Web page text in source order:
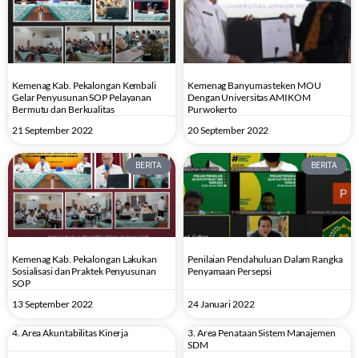
Kemenag Kab. Pekalongan Kembali
Gelar Penyusunan SOP Pelayanan
Bermutu dan Berkualitas
21 September 2022
Kemenag Banyumas teken MOU
Dengan Universitas AMIKOM
Purwokerto
20 September 2022
BERITA
Kemenag Kab. Pekalongan Lakukan
Sosialisasi dan Praktek Penyusunan
SOP
13 September 2022
BERITA
Penilaian Pendahuluan Dalam Rangka
Penyamaan Persepsi
24 Januari 2022
4. Area Akuntabilitas Kinerja
3. Area Penataan Sistem Manajemen
SDM